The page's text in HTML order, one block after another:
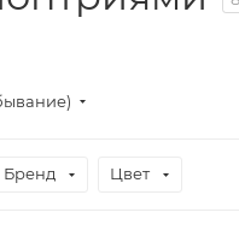
Бренд Цвет